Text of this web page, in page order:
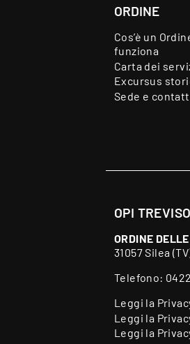
ORDINE
Cos’è un
funziona
Carta dei
Excursus
Sede e
OPI TREVISO
ORDINE
31057 Silea
Telefono:
Leggi la
Leggi la
Leggi la